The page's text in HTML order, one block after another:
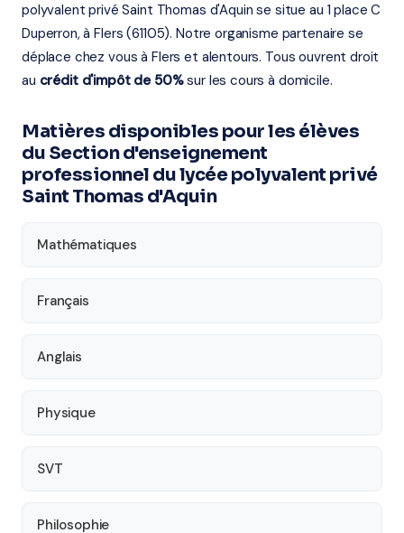
polyvalent privé Saint Thomas d'Aquin se situe au 1 place C
Duperron, à Flers (61105). Notre organisme partenaire se
déplace chez vous à Flers et alentours. Tous ouvrent droit
au crédit d'impôt de 50%sur les cours à domicile.
Matières disponibles pour les élèves
du Section d'enseignement
professionnel du lycée polyvalent privé
Saint Thomas d'Aquin
Mathématiques
Français
Anglais
Physique
SVT
Philosophie